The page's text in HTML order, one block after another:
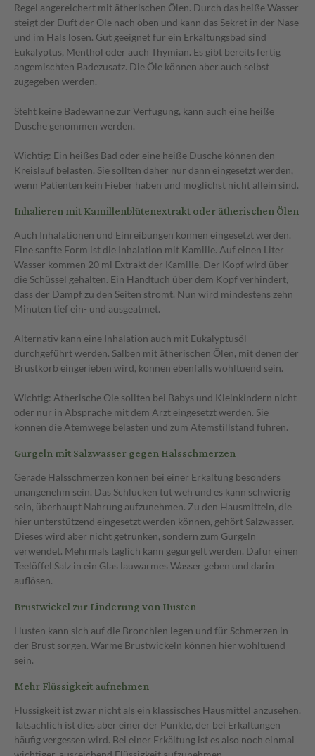
Regel angereichert mit ätherischen Ölen. Durch das heiße Wasser
steigt der Duft der Öle nach oben und kann das Sekret in der Nase
und im Hals lösen. Gut geeignet für ein Erkältungsbad sind
Eukalyptus, Menthol oder auch Thymian. Es gibt bereits fertig
angemischten Badezusatz. Die Öle können aber auch selbst
zugegeben werden.
Steht keine Badewanne zur Verfügung, kann auch eine heiße
Dusche genommen werden.
Wichtig: Ein heißes Bad oder eine heiße Dusche können den
Kreislauf belasten. Sie sollten daher nur dann eingesetzt werden,
wenn Patienten kein Fieber haben und möglichst nicht allein sind.
Inhalieren mit Kamillenblütenextrakt oder ätherischen Ölen
Auch Inhalationen und Einreibungen können eingesetzt werden.
Eine sanfte Form ist die Inhalation mit Kamille. Auf einen Liter
Wasser kommen 20 ml Extrakt der Kamille. Der Kopf wird über
die Schüssel gehalten. Ein Handtuch über dem Kopf verhindert,
dass der Dampf zu den Seiten strömt. Nun wird mindestens zehn
Minuten tief ein- und ausgeatmet.
Alternativ kann eine Inhalation auch mit Eukalyptusöl
durchgeführt werden. Salben mit ätherischen Ölen, mit denen der
Brustkorb eingerieben wird, können ebenfalls wohltuend sein.
Wichtig: Ätherische Öle sollten bei Babys und Kleinkindern nicht
oder nur in Absprache mit dem Arzt eingesetzt werden. Sie
können die Atemwege belasten und zum Atemstillstand führen.
Gurgeln mit Salzwasser gegen Halsschmerzen
Gerade Halsschmerzen können bei einer Erkältung besonders
unangenehm sein. Das Schlucken tut weh und es kann schwierig
sein, überhaupt Nahrung aufzunehmen. Zu den Hausmitteln, die
hier unterstützend eingesetzt werden können, gehört Salzwasser.
Dieses wird aber nicht getrunken, sondern zum Gurgeln
verwendet. Mehrmals täglich kann gegurgelt werden. Dafür einen
Teelöffel Salz in ein Glas lauwarmes Wasser geben und darin
auflösen.
Brustwickel zur Linderung von Husten
Husten kann sich auf die Bronchien legen und für Schmerzen in
der Brust sorgen. Warme Brustwickeln können hier wohltuend
sein.
Mehr Flüssigkeit aufnehmen
Flüssigkeit ist zwar nicht als ein klassisches Hausmittel anzusehen.
Tatsächlich ist dies aber einer der Punkte, der bei Erkältungen
häufig vergessen wird. Bei einer Erkältung ist es also noch einmal